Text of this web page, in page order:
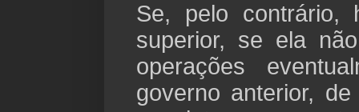
Se, pelo contrário,
superior, se ela
operações
governo anterior,